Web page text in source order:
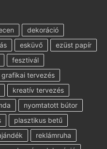
dekoráció
esküvő
ezüst papír
fesztivál
grafikai tervezés
kreatív tervezés
nyomtatott bútor
plasztikus betű
reklámruha